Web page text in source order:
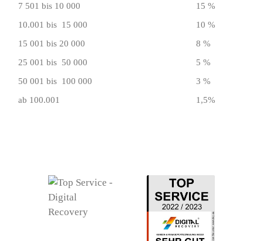
7 501 bis 10 000
15 %
10.001 bis 15 000
10 %
15 001 bis 20 000
8 %
25 001 bis 50 000
5 %
50 001 bis 100 000
3 %
ab 100.001
1,5%